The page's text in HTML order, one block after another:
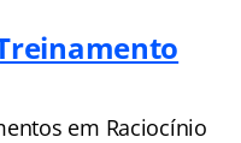
em Raciocínio